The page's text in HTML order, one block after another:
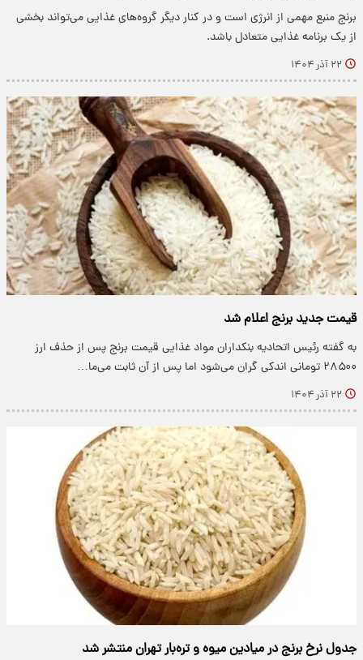
برنج منبع مهمی از انرژی است و در کنار دیگر گروه‌های غذایی می‌تواند بخشی
از یک برنامه غذایی متعادل باشد.
۲۲ آذر ۱۴۰۴
قیمت‌ جدید برنج اعلام شد
به گفته رئیس اتحادیه بنکداران مواد غذایی قیمت برنج پس از حذف ارز
۲۸۵۰۰ تومانی اندکی گران می‌شود اما پس از آن ثابت می‌ما…
۲۲ آذر ۱۴۰۴
جدول نرخ برنج در میادین میوه و تره‌بار تهران منتشر شد